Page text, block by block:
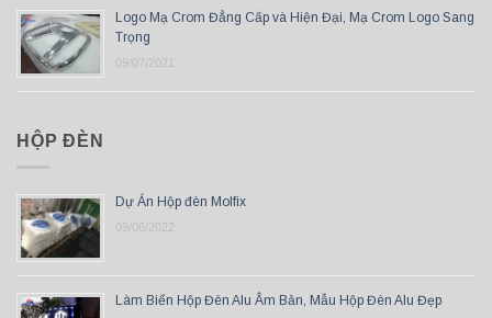
Logo Mạ Crom Đẳng Cấp và Hiện Đại, Mạ Crom Logo Sang
Trọng
09/07/2021
HỘP ĐÈN
Dự Án Hộp đèn Molfix
09/06/2022
Làm Biển Hộp Đèn Alu Âm Bản, Mẫu Hộp Đèn Alu Đẹp